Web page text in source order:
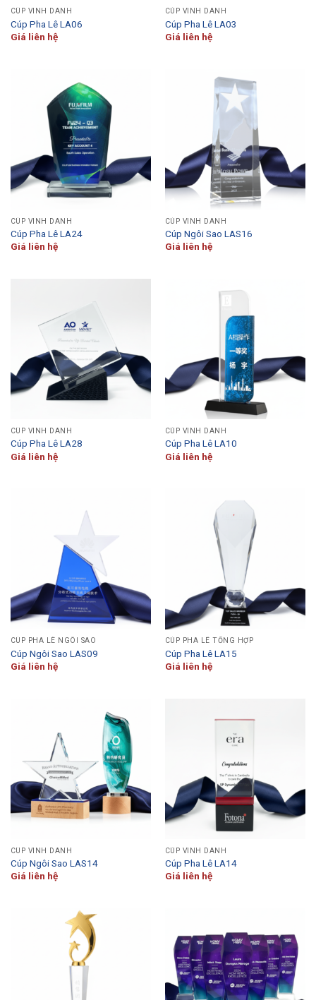
CÚP VINH DANH
Cúp Pha Lê LA06
Giá liên hệ
CÚP VINH DANH
Cúp Pha Lê LA03
Giá liên hệ
CÚP VINH DANH
Cúp Pha Lê LA24
Giá liên hệ
CÚP VINH DANH
Cúp Ngôi Sao LAS16
Giá liên hệ
CÚP VINH DANH
Cúp Pha Lê LA28
Giá liên hệ
CÚP VINH DANH
Cúp Pha Lê LA10
Giá liên hệ
CÚP PHA LÊ NGÔI SAO
Cúp Ngôi Sao LAS09
Giá liên hệ
CÚP PHA LÊ TỔNG HỢP
Cúp Pha Lê LA15
Giá liên hệ
CÚP VINH DANH
Cúp Ngôi Sao LAS14
Giá liên hệ
CÚP VINH DANH
Cúp Pha Lê LA14
Giá liên hệ